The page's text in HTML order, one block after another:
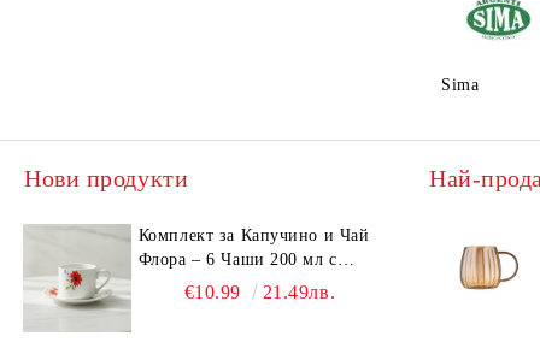
Sima
Нови продукти
Комплект за Капучино и Чай
Флора – 6 Чаши 200 мл с
Чинийки, Порцелан
€10.99 21.49лв.
Най-